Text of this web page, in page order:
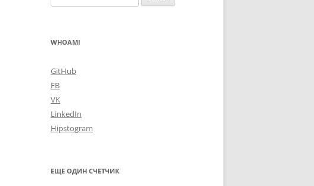
for:
WHOAMI
GitHub
FB
VK
LinkedIn
Hipstogram
ЕЩЕ ОДИН СЧЕТЧИК